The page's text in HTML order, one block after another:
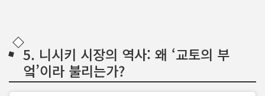
5. 니시키 시장의 역사: 왜 ‘교토의 부
엌’이라 불리는가?